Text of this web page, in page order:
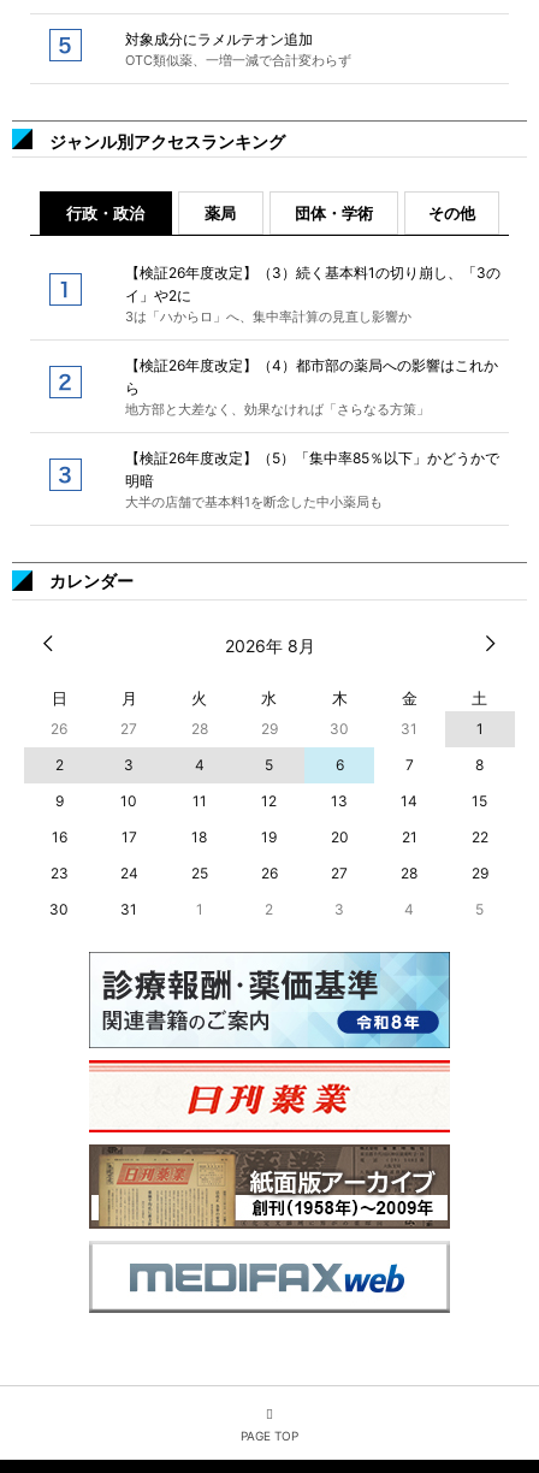
対象成分にラメルテオン追加
OTC類似薬、一増一減で合計変わらず
ジャンル別アクセスランキング
行政・政治 薬局 団体・学術 その他
【検証26年度改定】（3）続く基本料1の切り崩し、「3の
イ」や2に
3は「ハからロ」へ、集中率計算の見直し影響か
【検証26年度改定】（4）都市部の薬局への影響はこれか
ら
地方部と大差なく、効果なければ「さらなる方策」
【検証26年度改定】（5）「集中率85％以下」かどうかで
明暗
大半の店舗で基本料1を断念した中小薬局も
カレンダー
2026年 8月
日 月 火 水 木 金 土
26 27 28 29 30 31
1
2
3 4 5 6 7
8
9
10 11 12 13 14
15
16
17 18 19 20 21
22
23
24 25 26 27 28
29
30
31 1 2 3 4 5
PAGE TOP